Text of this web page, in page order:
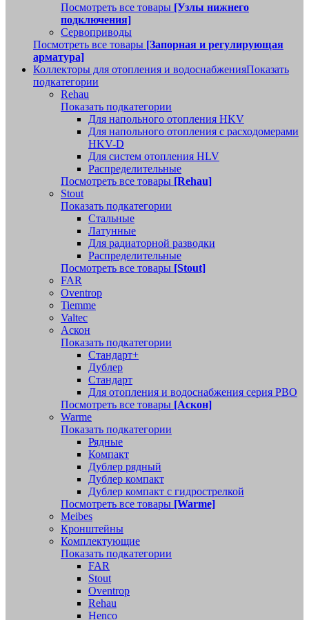
Посмотреть все товары [Узлы нижнего
подключения]
Сервоприводы
Посмотреть все товары [Запорная и регулирующая
арматура]
Коллекторы для отопления и водоснабженияПоказать
подкатегории
Rehau
Показать подкатегории
Для напольного отопления HKV
Для напольного отопления с расходомерами
HKV-D
Для систем отопления HLV
Распределительные
Посмотреть все товары [Rehau]
Stout
Показать подкатегории
Стальные
Латунные
Для радиаторной разводки
Распределительные
Посмотреть все товары [Stout]
FAR
Oventrop
Tiemme
Valtec
Аскон
Показать подкатегории
Стандарт+
Дублер
Стандарт
Для отопления и водоснабжения серия РВО
Посмотреть все товары [Аскон]
Warme
Показать подкатегории
Рядные
Компакт
Дублер рядный
Дублер компакт
Дублер компакт с гидрострелкой
Посмотреть все товары [Warme]
Meibes
Кронштейны
Комплектующие
Показать подкатегории
FAR
Stout
Oventrop
Rehau
Henco